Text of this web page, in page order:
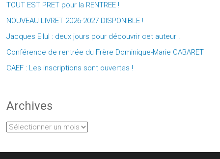
TOUT EST PRET pour la RENTREE !
NOUVEAU LIVRET 2026-2027 DISPONIBLE !
Jacques Ellul : deux jours pour découvrir cet auteur !
Conférence de rentrée du Frère Dominique-Marie CABARET
CAEF : Les inscriptions sont ouvertes !
Archives
Archives